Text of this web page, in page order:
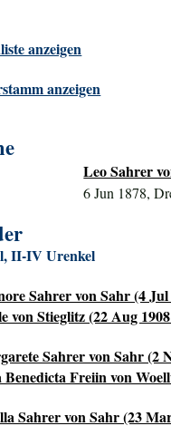
anzeigen
anzeigen
Leo Sahrer
6 Jun 1878,
II-IV Urenkel
Sahrer von Sahr (4 Jul
von Stieglitz (22 Aug
Sahrer von Sahr (2
Benedicta Freiin von
Sahrer von Sahr (23